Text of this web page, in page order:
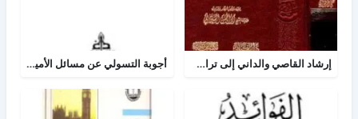
إرشاد القاصي والداني إلى تراجم شيوخ الطبراني أجوبة التسولي عن مسائل الأمير عبد القادر في الجهاد